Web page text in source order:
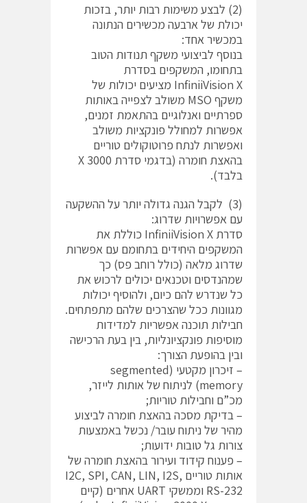
(2) לבצע משימות רבות יותר, בזכות
יכולת של ארבעה מכשירים הנתונה
במכשיר אחד:
בנוסף לביצועי משקף תנודות הטוב
בתחומו, המשקפים בסדרת
InfiniiVision X מציעים יכולות של
משקף MSO משולב לצפייה באותות
ספרתיים ואנלוגיים בהתאמת זמנים,
אפשרות למחולל פונקציות משולב
ואפשרות לנתח פרוטוקולים טוריים
בהאצת חומרה (בדגמי סדרת 3000 X
בלבד).
(3) לקבל הגנה גדולה יותר על ההשקעה
עם אפשרויות שדרוג:
סדרת InfiniiVision X כוללת את
המשקפים היחידים בתחומם עם אפשרות
שדרוג מלאה (כולל רוחב פס) כך
שמהנדסים וטכנאים יכולים לרכוש את
כל שנדרש להם כיום, ולהוסיף יכולות
מגוונות ככל שהצרכים שלהם מתפתחים.
חבילות תוכנה אפשריות למדידות
מוסיפות פונקציונליות, בין בעת הרכישה
ובין בהופעת הצורך:
– זיכרון מקטעי (segmented
memory) לניתוח של אותות לייזר,
מכ”ם וחבילות טוריות;
– בדיקת מסכה בהאצת חומרה לביצוע
מהיר של ניתוח עובר/ נכשל באמצעות
צורות גל טובות ידועות;
– פענוח קידוד ועירור בהאצת חומרה של
אותות טוריים I2C, SPI, CAN, LIN, I2S,
RS-232 וממשקי UART אחרים (קיים